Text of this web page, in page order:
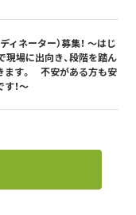
ィネーター）募集！ ～はじ
場に出向き、段階を踏ん
ます。 不安がある方も安
！～